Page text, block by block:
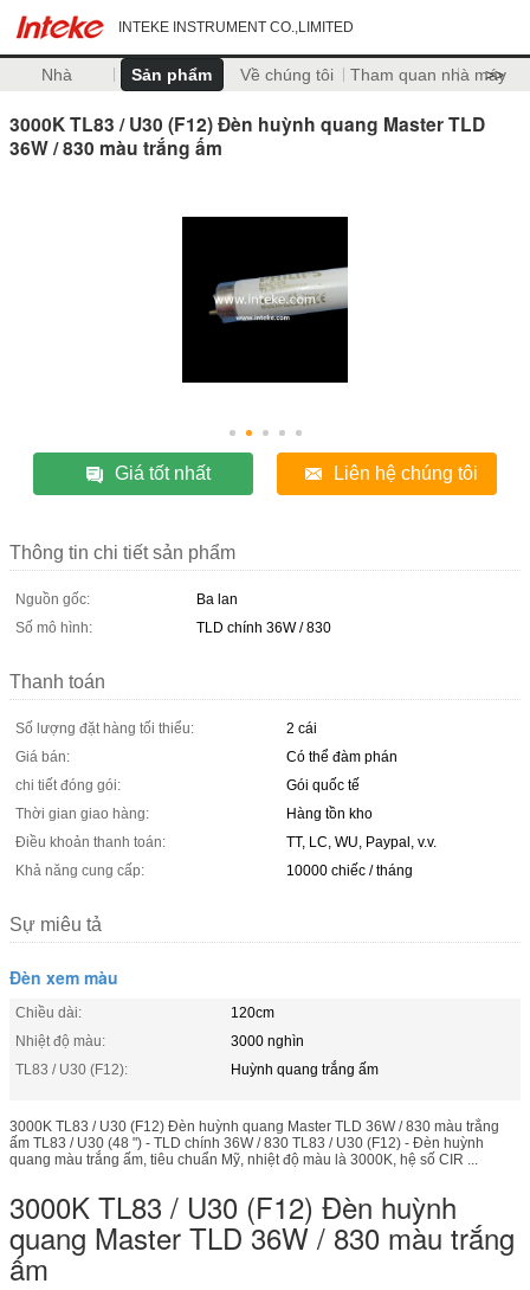
INTEKE INSTRUMENT CO.,LIMITED
Nhà Sản phẩm Về chúng tôi Tham quan nhà máy
>>
3000K TL83 / U30 (F12) Đèn huỳnh quang Master TLD
36W / 830 màu trắng ấm
Giá tốt nhất Liên hệ chúng tôi
Thông tin chi tiết sản phẩm
Nguồn gốc:
Ba lan
Số mô hình:
TLD chính 36W / 830
Thanh toán
Số lượng đặt hàng tối thiểu:
2 cái
Giá bán:
Có thể đàm phán
chi tiết đóng gói:
Gói quốc tế
Thời gian giao hàng:
Hàng tồn kho
Điều khoản thanh toán:
TT, LC, WU, Paypal, v.v.
Khả năng cung cấp:
10000 chiếc / tháng
Sự miêu tả
Đèn xem màu
Chiều dài:
120cm
Nhiệt độ màu:
3000 nghìn
TL83 / U30 (F12):
Huỳnh quang trắng ấm
3000K TL83 / U30 (F12) Đèn huỳnh quang Master TLD 36W / 830 màu trắng
ấm TL83 / U30 (48 ") - TLD chính 36W / 830 TL83 / U30 (F12) - Đèn huỳnh
quang màu trắng ấm, tiêu chuẩn Mỹ, nhiệt độ màu là 3000K, hệ số CIR ...
3000K TL83 / U30 (F12) Đèn huỳnh
quang Master TLD 36W / 830 màu trắng
ấm